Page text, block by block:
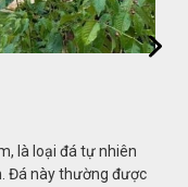
đá tự nhiên
thường được
thu